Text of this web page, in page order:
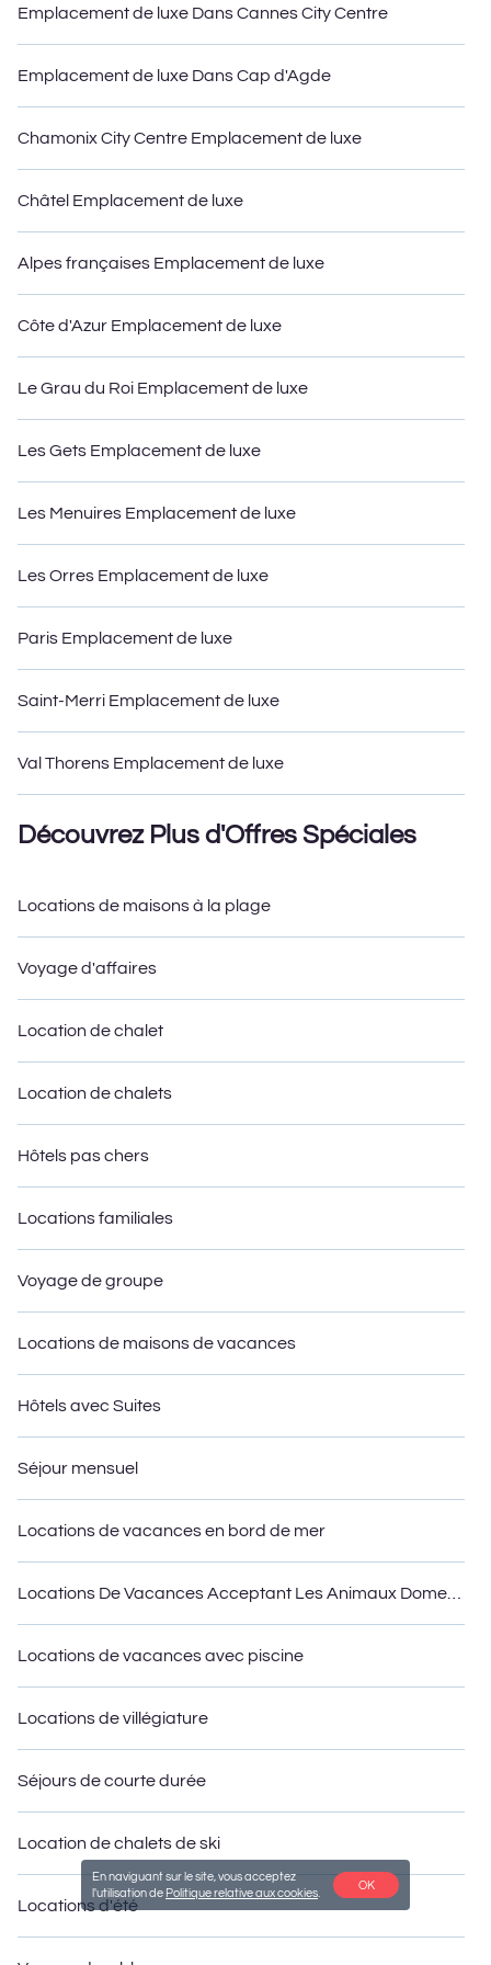
Emplacement de luxe Dans Cannes City Centre
Emplacement de luxe Dans Cap d'Agde
Chamonix City Centre Emplacement de luxe
Châtel Emplacement de luxe
Alpes françaises Emplacement de luxe
Côte d'Azur Emplacement de luxe
Le Grau du Roi Emplacement de luxe
Les Gets Emplacement de luxe
Les Menuires Emplacement de luxe
Les Orres Emplacement de luxe
Paris Emplacement de luxe
Saint-Merri Emplacement de luxe
Val Thorens Emplacement de luxe
Découvrez Plus d'Offres Spéciales
Locations de maisons à la plage
Voyage d'affaires
Location de chalet
Location de chalets
Hôtels pas chers
Locations familiales
Voyage de groupe
Locations de maisons de vacances
Hôtels avec Suites
Séjour mensuel
Locations de vacances en bord de mer
Locations de vacances avec piscine
Locations de villégiature
Séjours de courte durée
Location de chalets de ski
Locations d'été
En naviguant sur le site, vous acceptez
l'utilisation de Politique relative aux cookies
OK